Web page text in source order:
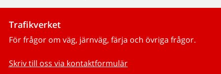
Trafikverket
För frågor om väg, järnväg, färja och övriga frågor.
Skriv till oss via kontaktformulär